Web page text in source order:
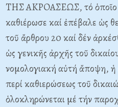
THΣ AKPOAΣEΩΣ, τό
καθιέρωσε καί ἐπέβαλε ὡς
τοῦ ἄρθρου 20 καί δέν
ὡς γενικῆς ἀρχῆς τοῦ
νομολογιακή αὐτή ἄποψη, ἡ
περί καθιερώσεως τοῦ
ὁλοκληρώνεται μέ τήν